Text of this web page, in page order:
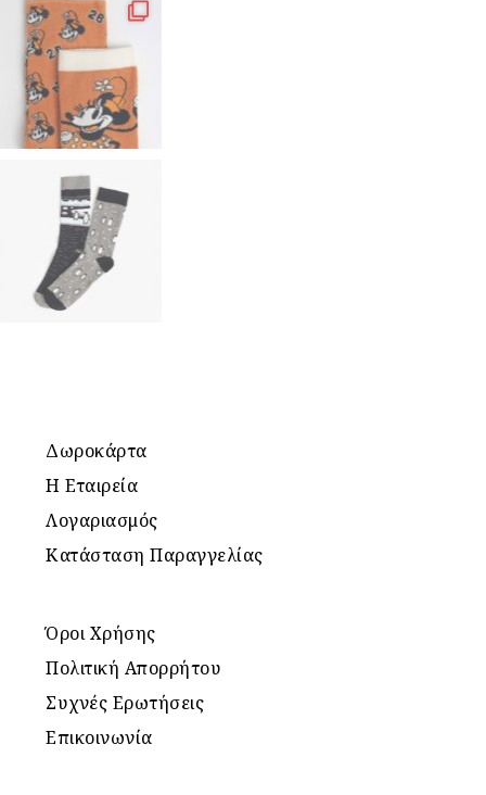
Δωροκάρτα
Η Εταιρεία
Λογαριασμός
Κατάσταση Παραγγελίας
Όροι Χρήσης
Πολιτική Απορρήτου
Συχνές Ερωτήσεις
Επικοινωνία